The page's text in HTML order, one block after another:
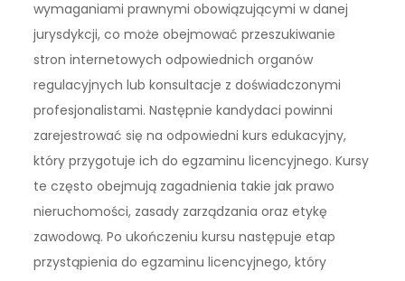
wymaganiami prawnymi obowiązującymi w danej
jurysdykcji, co może obejmować przeszukiwanie
stron internetowych odpowiednich organów
regulacyjnych lub konsultacje z doświadczonymi
profesjonalistami. Następnie kandydaci powinni
zarejestrować się na odpowiedni kurs edukacyjny,
który przygotuje ich do egzaminu licencyjnego. Kursy
te często obejmują zagadnienia takie jak prawo
nieruchomości, zasady zarządzania oraz etykę
zawodową. Po ukończeniu kursu następuje etap
przystąpienia do egzaminu licencyjnego, który